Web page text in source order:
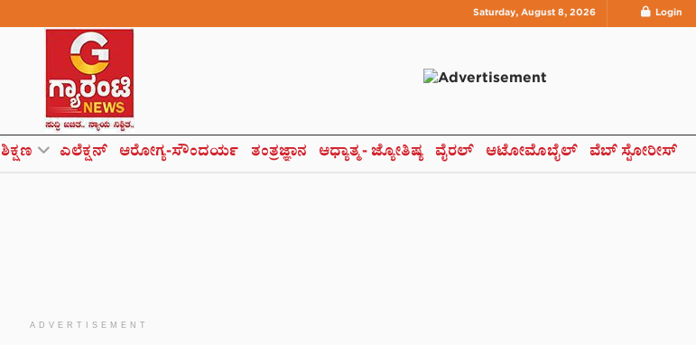
Saturday, August 8, 2026 Login
ಶಿಕ್ಷಣ ಎಲೆಕ್ಷನ್ ಆರೋಗ್ಯ-ಸೌಂದರ್ಯ ತಂತ್ರಜ್ಞಾನ ಆಧ್ಯಾತ್ಮ- ಜ್ಯೋತಿಷ್ಯ ವೈರಲ್ ಆಟೋಮೊಬೈಲ್ ವೆಬ್ ಸ್ಟೋರೀಸ್
ADVERTISEMENT